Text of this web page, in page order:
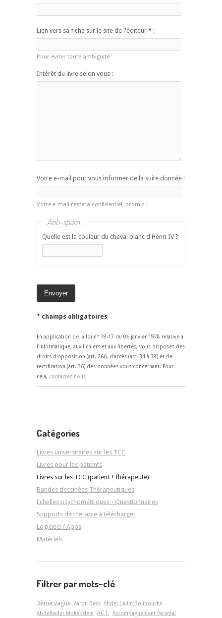
Lien vers sa fiche sur le site de l'éditeur * :
Pour éviter toute ambiguïté
Intérêt du livre selon vous :
Votre e-mail pour vous informer de la suite donnée :
Votre e-mail restera confidentiel, promis !
Anti-spam :
Quelle est la couleur du cheval blanc d'Henri IV ?
* champs obligatoires
En application de la loi n° 78-17 du 06 janvier 1978 relative à
l'informatique, aux fichiers et aux libertés, vous disposez des
droits d'opposition (art. 26i), d'accès (art. 34 à 38) et de
rectification (art. 36) des données vous concernant. Pour
cela, contactez-nous
Catégories
Livres universitaires sur les TCC
Livres pour les patients
Livres sur les TCC (patient + thérapeute)
Bandes dessinées Thérapeutiques
Echelles psychométriques - Questionnaires
Supports de thérapie à télécharger
Logiciels / Apps
Matériels
Filtrer par mots-clé
3ème vague Aaron Beck Abdel Halim Boudoukha
Abdelkader Mokeddem ACT. Accompagnement Parental